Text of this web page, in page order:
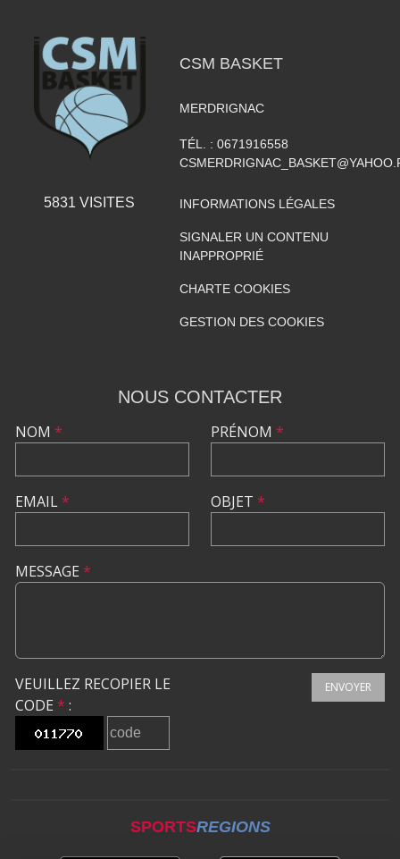
5831 VISITES
CSM BASKET
MERDRIGNAC
TÉL. : 0671916558
INFORMATIONS LÉGALES
SIGNALER UN CONTENU
INAPPROPRIÉ
CHARTE COOKIES
GESTION DES COOKIES
NOUS CONTACTER
NOM *
EMAIL*
PRÉNOM *
OBJET *
MESSAGE *
VEUILLEZ RECOPIER LE
CODE * :
ENVOYER
SPORTSREGIONS